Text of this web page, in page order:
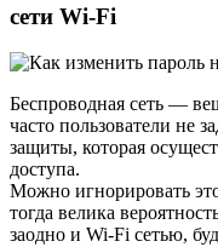
сети Wi-Fi
Беспроводная сеть —
часто пользователи не
защиты, которая
доступа.
Можно игнорировать
тогда велика
заодно и Wi-Fi сетью,